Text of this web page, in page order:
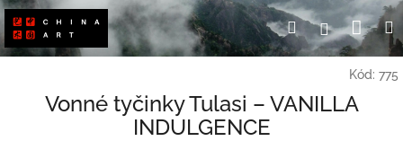
Přejít
na
obsah
HledatPřihlášení
Kód: 775
Vonné tyčinky Tulasi – VANILLA
INDULGENCE